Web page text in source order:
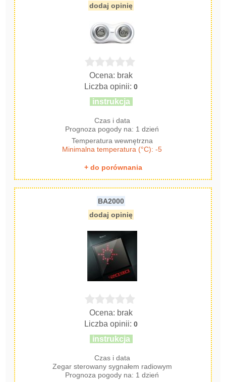
dodaj opinię
Ocena: brak
Liczba opinii:0
instrukcja
Czas i data
Prognoza pogody na: 1 dzień
Temperatura wewnętrzna
Minimalna temperatura (°C): -5
+ do porównania
BA2000
dodaj opinię
Ocena: brak
Liczba opinii:0
instrukcja
Czas i data
Zegar sterowany sygnałem radiowym
Prognoza pogody na: 1 dzień